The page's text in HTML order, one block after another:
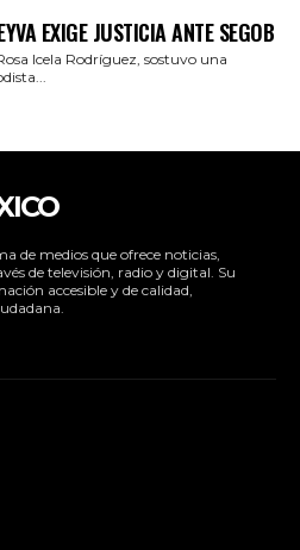
EXIGE JUSTICIA ANTE SEGOB
Icela Rodríguez, sostuvo una
de medios que ofrece noticias,
de televisión, radio y digital. Su
accesible y de calidad,